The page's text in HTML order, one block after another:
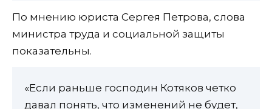
По мнению юриста Сергея Петрова, слова
министра труда и социальной защиты
показательны.
«Если раньше господин Котяков четко
давал понять, что изменений не будет,